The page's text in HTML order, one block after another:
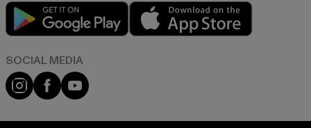
Play market
Instagram
FacebookYouTube